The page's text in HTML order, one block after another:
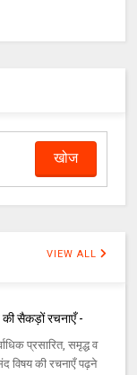
VIEW ALL
सैकड़ों रचनाएँ -
प्रसारित, समृद्ध व
विषय की रचनाएँ पढ़ने